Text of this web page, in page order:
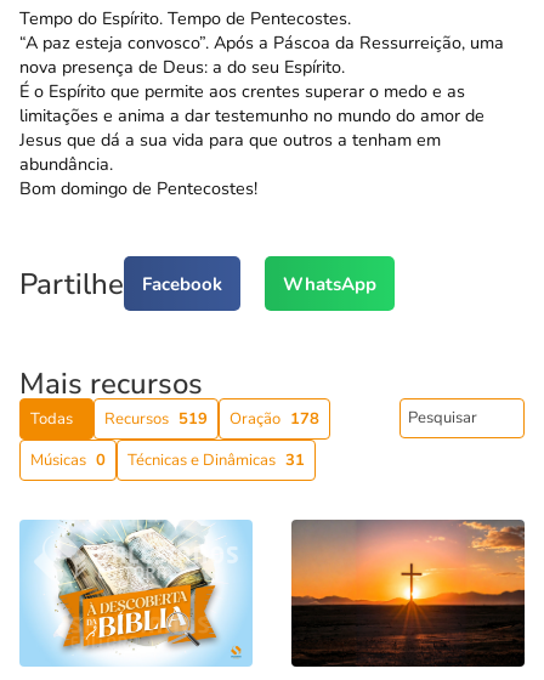
Tempo do Espírito. Tempo de Pentecostes.
“A paz esteja convosco”. Após a Páscoa da Ressurreição, uma
nova presença de Deus: a do seu Espírito.
É o Espírito que permite aos crentes superar o medo e as
limitações e anima a dar testemunho no mundo do amor de
Jesus que dá a sua vida para que outros a tenham em
abundância.
Bom domingo de Pentecostes!
Partilhe Facebook WhatsApp
Mais recursos
Todas Recursos 519 Oração 178
Músicas 0 Técnicas e Dinâmicas 31